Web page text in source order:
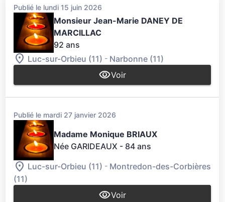
Publié le lundi 15 juin 2026
Monsieur Jean-Marie DANEY DE
MARCILLAC
92 ans
Luc-sur-Orbieu (11) - Narbonne (11)
Voir
Publié le mardi 27 janvier 2026
Madame Monique BRIAUX
Née GARIDEAUX - 84 ans
Luc-sur-Orbieu (11) - Montredon-des-Corbières
(11)
Voir